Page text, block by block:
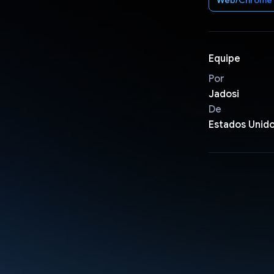
Equipe
Por
Jadosi
De
Estados